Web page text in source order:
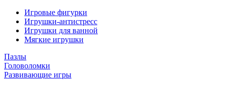
Игровые фигурки
Игрушки-антистресс
Игрушки для ванной
Мягкие игрушки
Пазлы
Головоломки
Развивающие игры